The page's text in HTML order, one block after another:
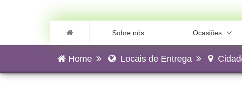
Sobre nós Ocasiões
Home Locais de Entrega